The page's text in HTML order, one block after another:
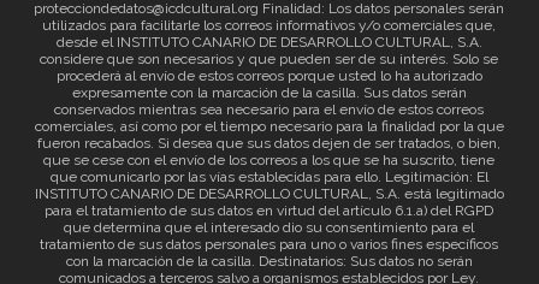
protecciondedatos@icdcultural.org Finalidad: Los datos personales serán
utilizados para facilitarle los correos informativos y/o comerciales que,
desde el INSTITUTO CANARIO DE DESARROLLO CULTURAL, S.A.
considere que son necesarios y que pueden ser de su interés. Solo se
procederá al envío de estos correos porque usted lo ha autorizado
expresamente con la marcación de la casilla. Sus datos serán
conservados mientras sea necesario para el envío de estos correos
comerciales, así como por el tiempo necesario para la finalidad por la que
fueron recabados. Si desea que sus datos dejen de ser tratados, o bien,
que se cese con el envío de los correos a los que se ha suscrito, tiene
que comunicarlo por las vías establecidas para ello. Legitimación: El
INSTITUTO CANARIO DE DESARROLLO CULTURAL, S.A. está legitimado
para el tratamiento de sus datos en virtud del artículo 6.1.a) del RGPD
que determina que el interesado dio su consentimiento para el
tratamiento de sus datos personales para uno o varios fines específicos
con la marcación de la casilla. Destinatarios: Sus datos no serán
comunicados a terceros salvo a organismos establecidos por Ley.